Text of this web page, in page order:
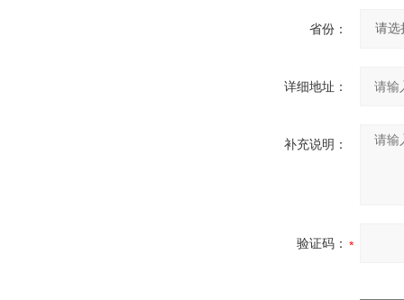
省份：
详细地址：
补充说明：
验证码：